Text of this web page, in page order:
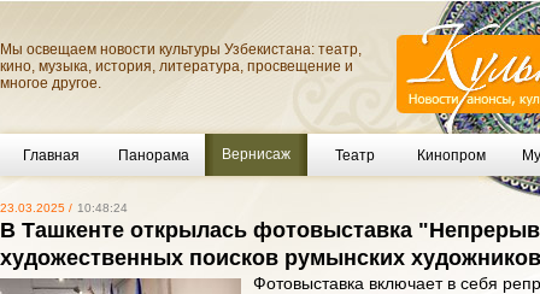
Мы освещаем новости культуры Узбекистана: театр,
кино, музыка, история, литература, просвещение и
многое другое.
Главная Панорама Вернисаж Театр Кинопром
23.03.2025 / 10:48:24
В Ташкенте открылась фотовыставка
художественных поисков румынских
Фотовыставка включает в себя